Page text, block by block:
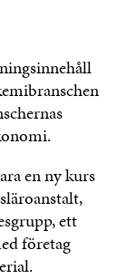
en ny kurs
ett
företag